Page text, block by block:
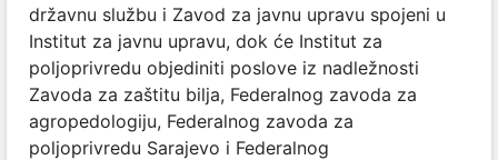
državnu službu i Zavod za javnu upravu spojeni u
Institut za javnu upravu, dok će Institut za
poljoprivredu objediniti poslove iz nadležnosti
Zavoda za zaštitu bilja, Federalnog zavoda za
agropedologiju, Federalnog zavoda za
poljoprivredu Sarajevo i Federalnog